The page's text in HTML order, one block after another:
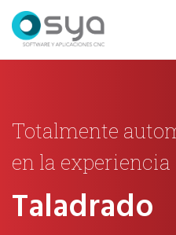
Totalmente
en la experiencia
Taladrado